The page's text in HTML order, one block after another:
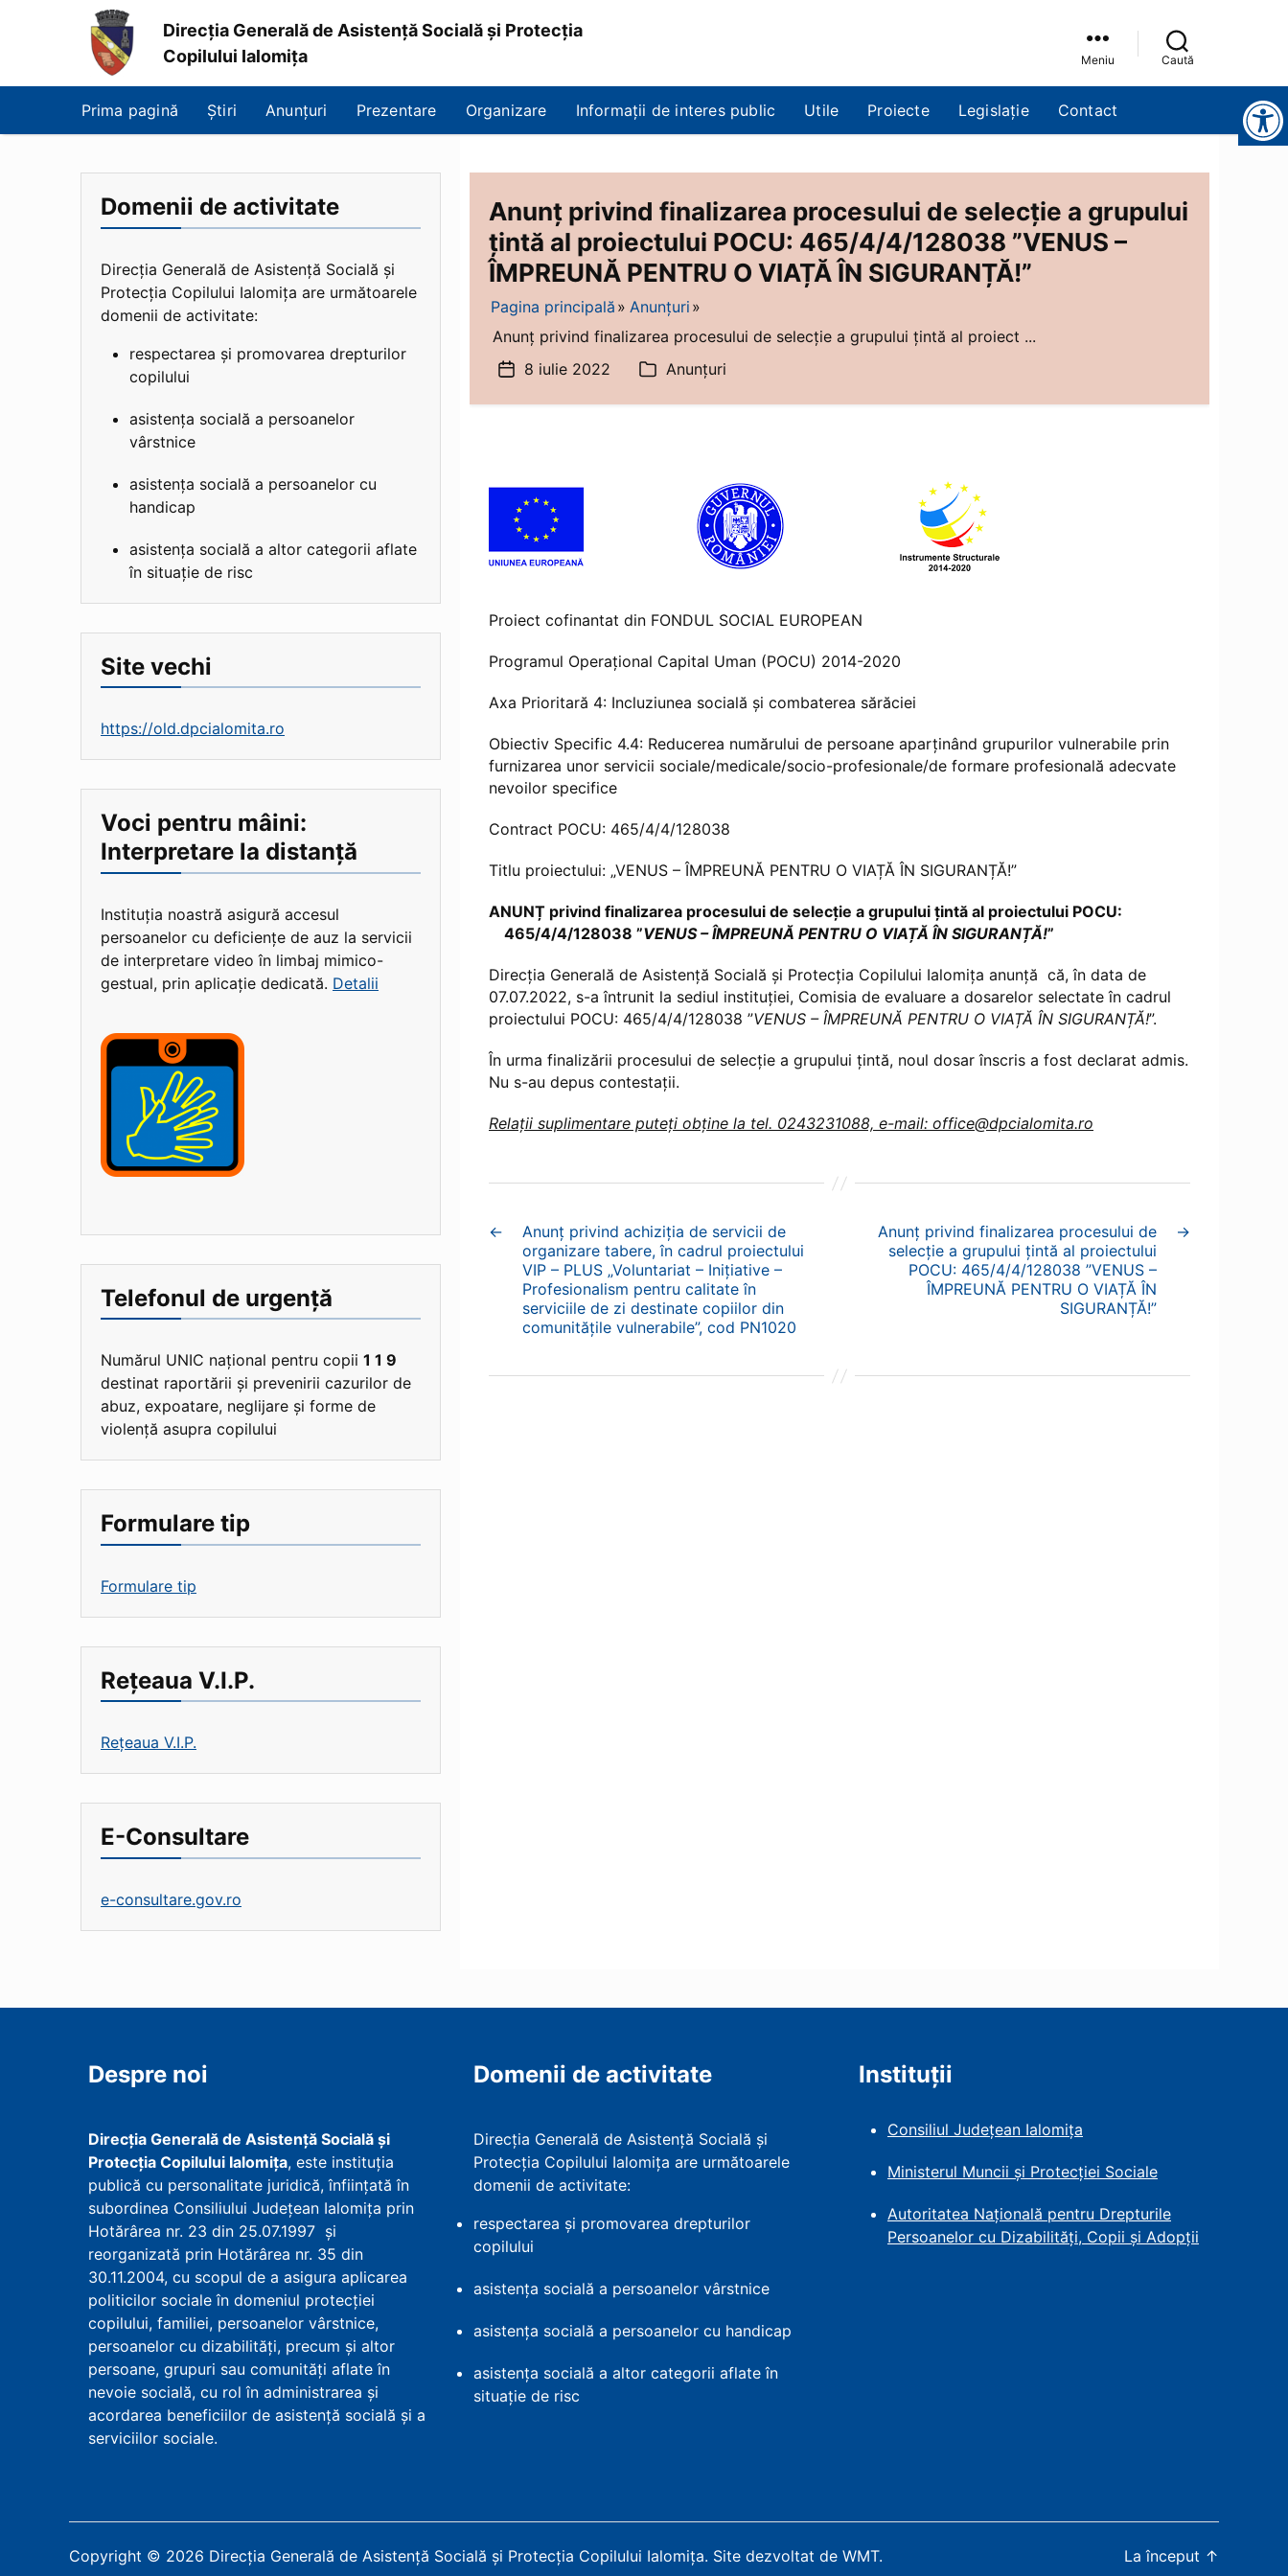
Direcția
Generală
Protecția
Copilului
Direcția Generală de Asistență Socială și Protecția
Copilului Ialomița
Meniu Caută
Prima pagină Știri Anunțuri Prezentare Organizare Informații de interes public Utile Proiecte Legislație Contact
Instrumente pentru accesibilitate
Anunț privind finalizarea procesului de selecție a grupului
țintă al proiectului POCU: 465/4/4/128038 ”VENUS –
ÎMPREUNĂ PENTRU O VIAȚĂ ÎN SIGURANȚĂ!”
Pagina principală
Anunțuri
Anunț privind finalizarea procesului de selecție a grupului țintă al proiect ...
Dată8 iulie 2022 Categorii
Anunțuri
Proiect cofinantat din FONDUL SOCIAL EUROPEAN
Programul Operaţional Capital Uman (POCU) 2014-2020
Axa Prioritară 4: Incluziunea socială și combaterea sărăciei
Obiectiv Specific 4.4: Reducerea numărului de persoane aparținând grupurilor vulnerabile prin
furnizarea unor servicii sociale/medicale/socio-profesionale/de formare profesională adecvate
nevoilor specifice
Contract POCU: 465/4/4/128038
Titlu proiectului: „VENUS – ÎMPREUNĂ PENTRU O VIAȚĂ ÎN SIGURANȚĂ!”
ANUNȚ privind finalizarea procesului de selecție a grupului țintă al proiectului POCU:
465/4/4/128038 ”VENUS – ÎMPREUNĂ PENTRU O VIAȚĂ ÎN SIGURANȚĂ!”
Direcția Generală de Asistență Socială și Protecția Copilului Ialomița anunță că, în data de
07.07.2022, s-a întrunit la sediul instituției, Comisia de evaluare a dosarelor selectate în cadrul
proiectului POCU: 465/4/4/128038 ”VENUS – ÎMPREUNĂ PENTRU O VIAȚĂ ÎN SIGURANȚĂ!”.
În urma finalizării procesului de selecție a grupului țintă, noul dosar înscris a fost declarat admis.
Nu s-au depus contestații.
Relații suplimentare puteți obține la tel. 0243231088, e-mail: office@dpcialomita.ro
←
Anunț privind achiziţia de servicii de
organizare tabere, în cadrul proiectului
VIP – PLUS „Voluntariat – Inițiative –
Profesionalism pentru calitate în
serviciile de zi destinate copiilor din
comunitățile vulnerabile”, cod PN1020
→
Anunț privind finalizarea procesului de
selecție a grupului țintă al proiectului
POCU: 465/4/4/128038 ”VENUS –
ÎMPREUNĂ PENTRU O VIAȚĂ ÎN
SIGURANȚĂ!”
Domenii de activitate
Direcția Generală de Asistență Socială și
Protecția Copilului Ialomița are următoarele
domenii de activitate:
respectarea și promovarea drepturilor
copilului
asistența socială a persoanelor
vârstnice
asistența socială a persoanelor cu
handicap
asistența socială a altor categorii aflate
în situație de risc
Site vechi
https://old.dpcialomita.ro
Voci pentru mâini:
Interpretare la distanță
Instituția noastră asigură accesul
persoanelor cu deficiențe de auz la servicii
de interpretare video în limbaj mimico-
gestual, prin aplicație dedicată. Detalii
Telefonul de urgență
Numărul UNIC național pentru copii 1 1 9
destinat raportării și prevenirii cazurilor de
abuz, expoatare, neglijare și forme de
violență asupra copilului
Formulare tip
Formulare tip
Rețeaua V.I.P.
Rețeaua V.I.P.
E-Consultare
e-consultare.gov.ro
Despre noi
Direcţia Generală de Asistenţă Socială şi
Protecţia Copilului Ialomița, este instituţia
publică cu personalitate juridică, înfiinţată în
subordinea Consiliului Județean Ialomița prin
Hotărârea nr. 23 din 25.07.1997 şi
reorganizată prin Hotărârea nr. 35 din
30.11.2004, cu scopul de a asigura aplicarea
politicilor sociale în domeniul protecţiei
copilului, familiei, persoanelor vârstnice,
persoanelor cu dizabilităţi, precum şi altor
persoane, grupuri sau comunităţi aflate în
nevoie socială, cu rol în administrarea şi
acordarea beneficiilor de asistenţă socială şi a
serviciilor sociale.
Domenii de activitate
Direcția Generală de Asistență Socială și
Protecția Copilului Ialomița are următoarele
domenii de activitate:
respectarea și promovarea drepturilor
copilului
asistența socială a persoanelor vârstnice
asistența socială a persoanelor cu handicap
asistența socială a altor categorii aflate în
situație de risc
Instituții
Consiliul Județean Ialomița
Ministerul Muncii și Protecției Sociale
Autoritatea Națională pentru Drepturile
Persoanelor cu Dizabilități, Copii și Adopții
Copyright © 2026 Direcția Generală de Asistență Socială și Protecția Copilului Ialomița. Site dezvoltat de WMT. La început ↑